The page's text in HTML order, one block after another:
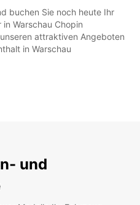
buchen Sie noch heute Ihr
Warschau Chopin
attraktiven Angeboten
in Warschau
und